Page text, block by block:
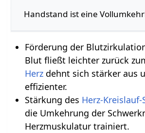
Handstand ist eine
Förderung der
Blut fließt leichter zurück
Herzdehnt sich stärker aus
effizienter.
Stärkung des Herz-Kreislauf-
die Umkehrung der
Herzmuskulatur trainiert.